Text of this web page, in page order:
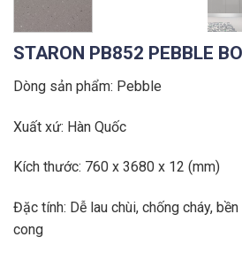
STARON PB852 PEBBLE
Dòng sản phẩm: Pebble
Xuất xứ: Hàn Quốc
Kích thước: 760 x 3680 x 12 (mm)
Đặc tính: Dễ lau chùi, chống cháy,
cong